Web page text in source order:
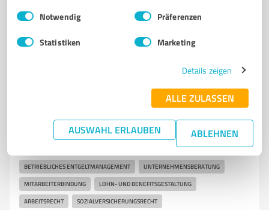
Impressum Datenschutzbestimmungen
Einwilligungsauswahl
Notwendig Präferenzen
Statistiken Marketing
Details zeigen
ALLE ZULASSEN
AUSWAHL ERLAUBEN ABLEHNEN
Sie möchten auch hier gelistet werden?
Kunden empfohlener ProvenExpert!
INTELLIKO-ONE GmbH Magdeburg
Unternehmensberatung für betriebliches
Entgeltmanagement und Mitarbeiterbindung
BETRIEBLICHES ENTGELTMANAGEMENT UNTERNEHMENSBERATUNG
MITARBEITERBINDUNG LOHN- UND BENEFITSGESTALTUNG
ARBEITSRECHT SOZIALVERSICHERUNGSRECHT